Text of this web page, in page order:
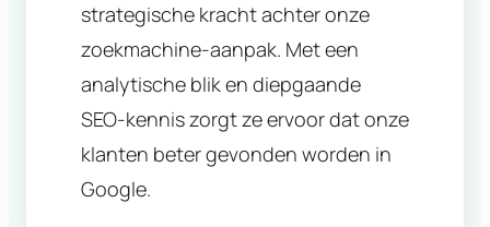
strategische kracht achter onze
zoekmachine-aanpak. Met een
analytische blik en diepgaande
SEO-kennis zorgt ze ervoor dat onze
klanten beter gevonden worden in
Google.